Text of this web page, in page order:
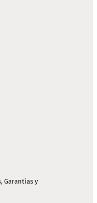
Garantías y